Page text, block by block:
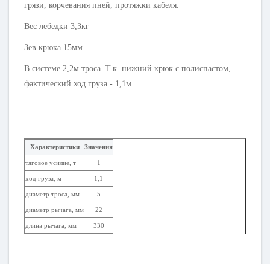
грязи, корчевания пней, протяжки кабеля.
Вес лебедки 3,3кг
Зев крюка 15мм
В системе 2,2м троса. Т.к. нижний крюк с полиспастом,
фактический ход груза - 1,1м
Характеристики Значения
тяговое усилие, т 1
ход груза, м 1,1
диаметр троса, мм 5
диаметр рычага, мм 22
длина рычага, мм 330